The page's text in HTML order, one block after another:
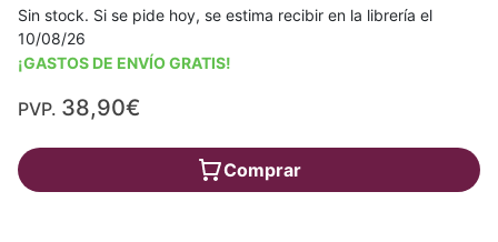
Sin stock. Si se pide hoy, se estima recibir en la librería el
10/08/26
¡GASTOS DE ENVÍO GRATIS!
PVP. 38,90€
Comprar